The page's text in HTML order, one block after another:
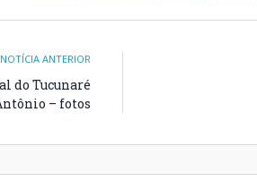
NOTÍCIA ANTERIOR
do Tucunaré
– fotos